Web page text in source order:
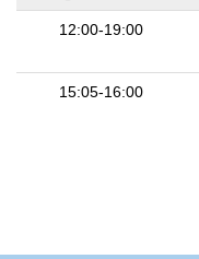
12:00-19:00
15:05-16:00